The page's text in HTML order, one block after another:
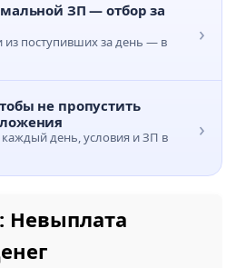
ЗП — отбор за
поступивших за день — в
›
не пропустить
день, условия и ЗП в
›